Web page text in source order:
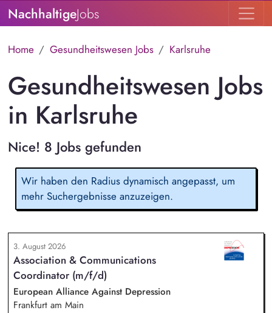
NachhaltigeJobs
Home Gesundheitswesen Jobs Karlsruhe
Gesundheitswesen Jobs
in Karlsruhe
Nice! 8 Jobs gefunden
Wir haben den Radius dynamisch angepasst, um
mehr Suchergebnisse anzuzeigen.
3. August 2026
Association & Communications
Coordinator (m/f/d)
European Alliance Against Depression
Frankfurt am Main